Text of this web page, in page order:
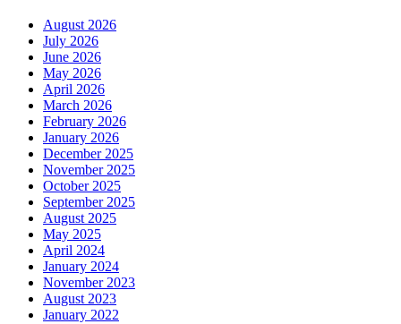
August 2026
July 2026
June 2026
May 2026
April 2026
March 2026
February 2026
January 2026
December 2025
November 2025
October 2025
September 2025
August 2025
May 2025
April 2024
January 2024
November 2023
August 2023
January 2022